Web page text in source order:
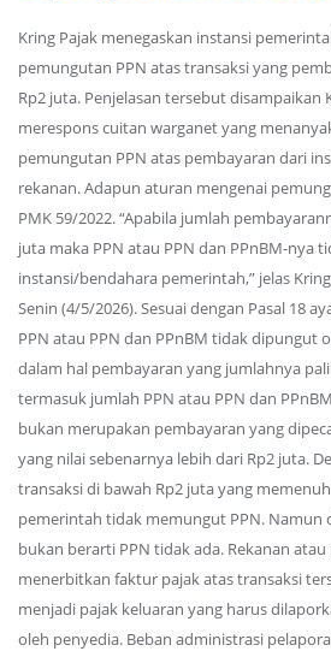
Kring Pajak menegaskan instansi
pemungutan PPN atas transaksi yang
Rp2 juta. Penjelasan tersebut disampaikan
merespons cuitan warganet yang
pemungutan PPN atas pembayaran dari
rekanan. Adapun aturan mengenai
PMK 59/2022. “Apabila jumlah
juta maka PPN atau PPN dan PPnBM-nya
instansi/bendahara pemerintah,” jelas
Senin (4/5/2026). Sesuai dengan Pasal 18
PPN atau PPN dan PPnBM tidak dipungut
dalam hal pembayaran yang jumlahnya
termasuk jumlah PPN atau PPN dan
bukan merupakan pembayaran yang
yang nilai sebenarnya lebih dari Rp2 juta.
transaksi di bawah Rp2 juta yang
pemerintah tidak memungut PPN. Namun
bukan berarti PPN tidak ada. Rekanan
menerbitkan faktur pajak atas transaksi
menjadi pajak keluaran yang harus
oleh penyedia. Beban administrasi